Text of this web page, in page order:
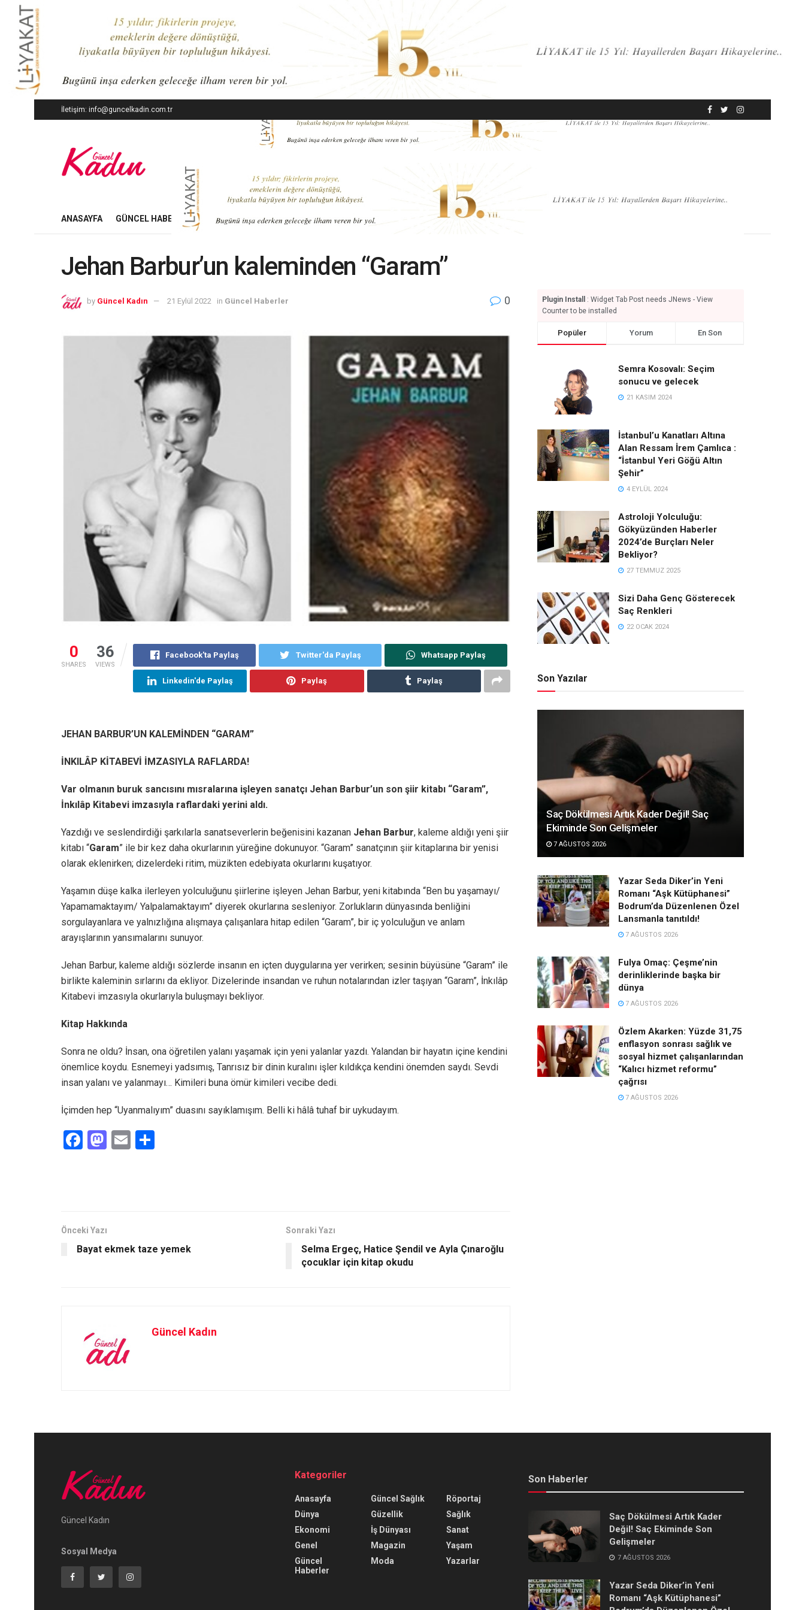
İletişim: info@guncelkadin.com.tr
ANASAYFA GÜNCEL HABERLER İŞ DÜNYASI EKONOMI MODA GÜZELLIK YAŞAM SANAT
Jehan Barbur’un kaleminden “Garam”
by Güncel Kadın 21 Eylül 2022 in Güncel Haberler 0
0
SHARES
36
VIEWS
Facebook'ta Paylaş Twitter'da Paylaş Whatsapp Paylaş
Linkedin'de Paylaş Paylaş Paylaş
JEHAN BARBUR’UN KALEMİNDEN “GARAM”
İNKILÂP KİTABEVİ İMZASIYLA RAFLARDA!
Var olmanın buruk sancısını mısralarına işleyen sanatçı Jehan Barbur’un son şiir kitabı “Garam”,
İnkılâp Kitabevi imzasıyla raflardaki yerini aldı.
Yazdığı ve seslendirdiği şarkılarla sanatseverlerin beğenisini kazanan Jehan Barbur, kaleme aldığı yeni şiir
kitabı “Garam” ile bir kez daha okurlarının yüreğine dokunuyor. “Garam” sanatçının şiir kitaplarına bir yenisi
olarak eklenirken; dizelerdeki ritim, müzikten edebiyata okurlarını kuşatıyor.
Yaşamın düşe kalka ilerleyen yolculuğunu şiirlerine işleyen Jehan Barbur, yeni kitabında “Ben bu yaşamayı/
Yapamamaktayım/ Yalpalamaktayım” diyerek okurlarına sesleniyor. Zorlukların dünyasında benliğini
sorgulayanlara ve yalnızlığına alışmaya çalışanlara hitap edilen “Garam”, bir iç yolculuğun ve anlam
arayışlarının yansımalarını sunuyor.
Jehan Barbur, kaleme aldığı sözlerde insanın en içten duygularına yer verirken; sesinin büyüsüne “Garam” ile
birlikte kaleminin sırlarını da ekliyor. Dizelerinde insandan ve ruhun notalarından izler taşıyan “Garam”, İnkılâp
Kitabevi imzasıyla okurlarıyla buluşmayı bekliyor.
Kitap Hakkında
Sonra ne oldu? İnsan, ona öğretilen yalanı yaşamak için yeni yalanlar yazdı. Yalandan bir hayatın içine kendini
önemlice koydu. Esnemeyi yadsımış, Tanrısız bir dinin kuralını işler kıldıkça kendini önemden saydı. Sevdi
insan yalanı ve yalanmayı… Kimileri buna ömür kimileri vecibe dedi.
İçimden hep “Uyanmalıyım” duasını sayıklamışım. Belli ki hâlâ tuhaf bir uykudayım.
F
o
k
M
n
E
Önceki Yazı
Bayat ekmek taze yemek
Sonraki Yazı
Selma Ergeç, Hatice Şendil ve Ayla Çınaroğlu
çocuklar için kitap okudu
Güncel Kadın
Plugin Install
: Widget Tab Post needs JNews - View
Counter to be installed
Popüler Yorum En Son
Semra Kosovalı: Seçim
sonucu ve gelecek
21 KASIM 2024
İstanbul’u Kanatları Altına
Alan Ressam İrem Çamlıca :
“İstanbul Yeri Göğü Altın
Şehir”
4 EYLÜL 2024
Astroloji Yolculuğu:
Gökyüzünden Haberler
2024’de Burçları Neler
Bekliyor?
27 TEMMUZ 2025
Sizi Daha Genç Gösterecek
Saç Renkleri
22 OCAK 2024
Son Yazılar
Saç Dökülmesi Artık Kader Değil! Saç
Ekiminde Son Gelişmeler
7 AĞUSTOS 2026
Yazar Seda Diker’in Yeni
Romanı “Aşk Kütüphanesi”
Bodrum’da Düzenlenen Özel
Lansmanla tanıtıldı!
7 AĞUSTOS 2026
Fulya Omaç: Çeşme’nin
derinliklerinde başka bir
dünya
7 AĞUSTOS 2026
Özlem Akarken: Yüzde 31,75
enflasyon sonrası sağlık ve
sosyal hizmet çalışanlarından
“Kalıcı hizmet reformu”
çağrısı
7 AĞUSTOS 2026
Güncel Kadın
Sosyal Medya
Kategoriler
Anasayfa
Dünya
Ekonomi
Genel
Güncel
Haberler
Güncel Sağlık
Güzellik
İş Dünyası
Magazin
Moda
Röportaj
Sağlık
Sanat
Yaşam
Yazarlar
Son Haberler
Saç Dökülmesi Artık Kader
Değil! Saç Ekiminde Son
Gelişmeler
7 AĞUSTOS 2026
Yazar Seda Diker’in Yeni
Romanı “Aşk Kütüphanesi”